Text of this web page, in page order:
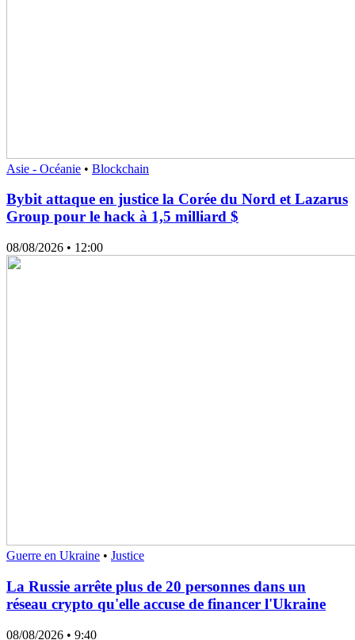
Asie - Océanie • Blockchain
Bybit attaque en justice la Corée du Nord et Lazarus
Group pour le hack à 1,5 milliard $
08/08/2026 • 12:00
Guerre en Ukraine • Justice
La Russie arrête plus de 20 personnes dans un
réseau crypto qu'elle accuse de financer l'Ukraine
08/08/2026 • 9:40